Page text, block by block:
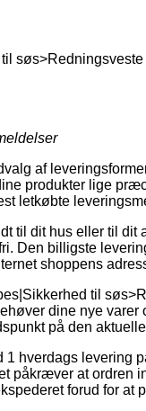
af
produkter lige
letkøbte
til dit hus eller til dit
Den billigste
shoppens
til
dine nye
på den
1 hverdags levering
påkræver at ordren
forud for at